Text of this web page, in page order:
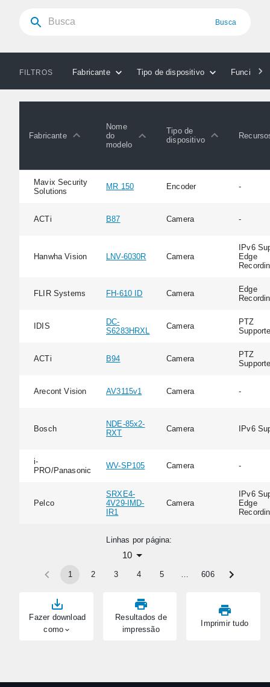
Busca
FILTROS Fabricante Tipo de dispositivo
Fazer download
como
Resultados de
impressão
Imprimir tudo
Fabricante
Nome
do
modelo
Tipo de
dispositivo
Mavix Security
Solutions
MR 150 Encoder -
ACTi B87 Camera -
Hanwha Vision LNV-6030R Camera
IPv6
Edge
FLIR Systems FH-610 ID Camera
Edge
IDIS
DC-
S6283HRXL
Camera
PTZ
ACTi B94 Camera
PTZ
Arecont Vision AV3115v1 Camera -
Bosch
NDE-85x2-
RXT
Camera IPv6
i-
PRO/Panasonic
WV-SP105 Camera -
Pelco
SRXE4-
4V29-IMD-
IR1
Camera
IPv6
Edge
Linhas por página:
10
1 2 3 4 5 … 606